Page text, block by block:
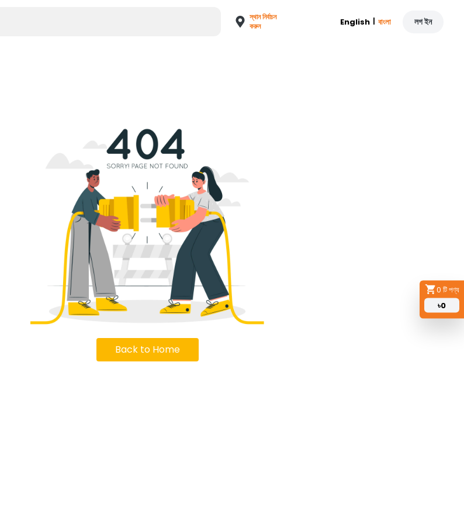
0 টি পণ্য
৳0
স্থান নির্বাচন
করুন
English | বাংলা লগ ইন
Back to Home